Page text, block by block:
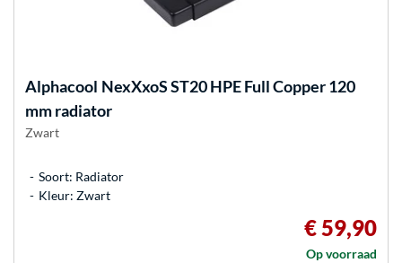
Alphacool NexXxoS ST20 HPE Full Copper 120
mm radiator
Zwart
Soort: Radiator
Kleur: Zwart
€ 59,90
Op voorraad